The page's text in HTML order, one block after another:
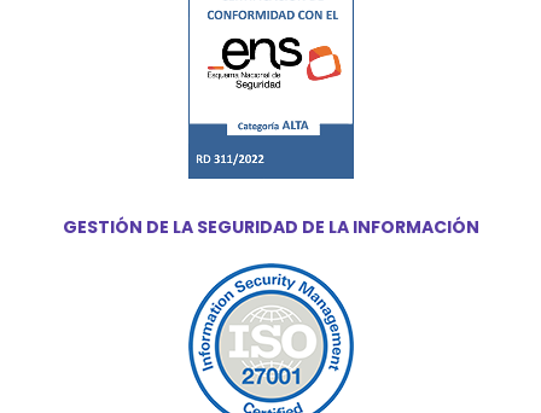
GESTIÓN DE LA SEGURIDAD DE LA INFORMACIÓN